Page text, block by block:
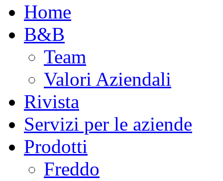
Home
B&B
Team
Valori Aziendali
Rivista
Servizi per le aziende
Prodotti
Freddo